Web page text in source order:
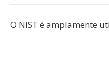
O NIST é amplamente